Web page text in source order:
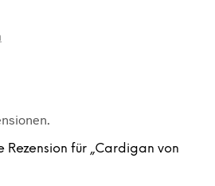
Rezension für „Cardigan von